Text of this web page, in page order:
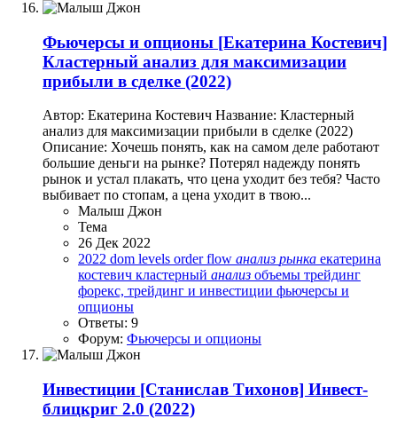
Фьючерсы и опционы [Екатерина Костевич]
Кластерный анализ для максимизации
прибыли в сделке (2022)
Автор: Екатерина Костевич Название: Кластерный
анализ для максимизации прибыли в сделке (2022)
Описание: Хочешь понять, как на самом деле работают
большие деньги на рынке? Потерял надежду понять
рынок и устал плакать, что цена уходит без тебя? Часто
выбивает по стопам, а цена уходит в твою...
Малыш Джон
Тема
26 Дек 2022
2022 dom levels order flow анализ рынка екатерина
костевич кластерный анализ объемы трейдинг
форекс, трейдинг и инвестиции фьючерсы и
опционы
Ответы: 9
Форум: Фьючерсы и опционы
Инвестиции [Станислав Тихонов] Инвест-
блицкриг 2.0 (2022)